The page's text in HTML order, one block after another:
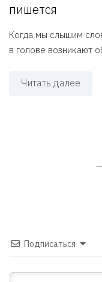
пишется
Когда мы слышим
в голове возникают
Читать далее
Подписаться